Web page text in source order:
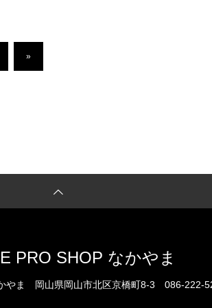
»
PRO SHOP なかやま
やま 岡山県岡山市北区京橋町8-3 086-222-